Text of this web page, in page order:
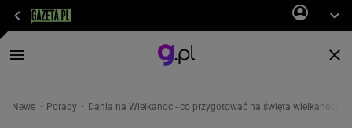
News Porady Dania na Wielkanoc - co przygotować na święta